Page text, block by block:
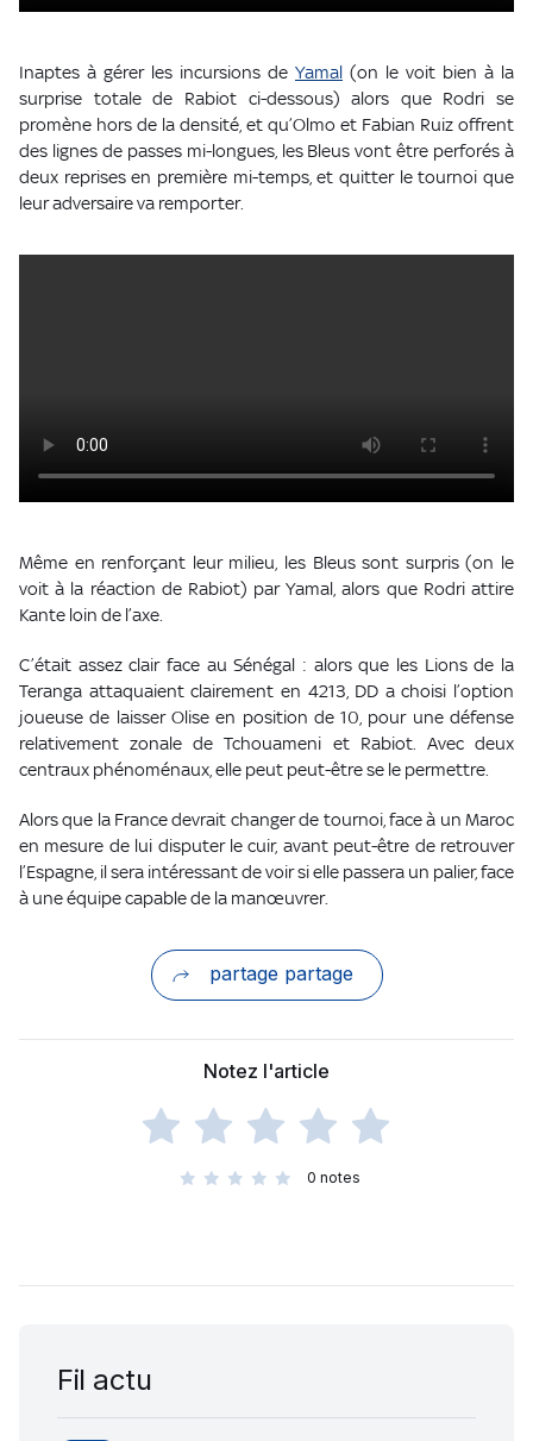
Inaptes à gérer les incursions de Yamal (on le voit bien à la
surprise totale de Rabiot ci-dessous) alors que Rodri se
promène hors de la densité, et qu’Olmo et Fabian Ruiz offrent
des lignes de passes mi-longues, les Bleus vont être perforés à
deux reprises en première mi-temps, et quitter le tournoi que
leur adversaire va remporter.
Même en renforçant leur milieu, les Bleus sont surpris (on le
voit à la réaction de Rabiot) par Yamal, alors que Rodri attire
Kante loin de l’axe.
C’était assez clair face au Sénégal : alors que les Lions de la
Teranga attaquaient clairement en 4213, DD a choisi l’option
joueuse de laisser Olise en position de 10, pour une défense
relativement zonale de Tchouameni et Rabiot. Avec deux
centraux phénoménaux, elle peut peut-être se le permettre.
Alors que la France devrait changer de tournoi, face à un Maroc
en mesure de lui disputer le cuir, avant peut-être de retrouver
l’Espagne, il sera intéressant de voir si elle passera un palier, face
à une équipe capable de la manœuvrer.
partage partage
Notez l'article
0 notes
Fil actu